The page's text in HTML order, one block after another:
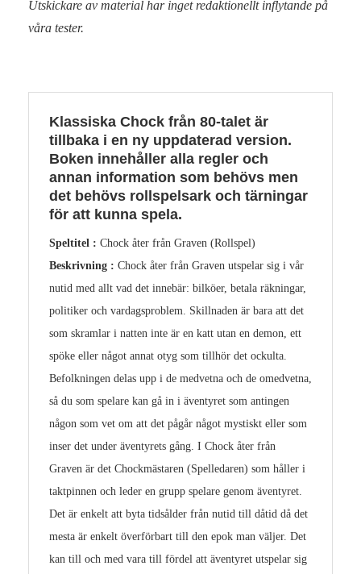
Utskickare av material har inget redaktionellt inflytande på
våra tester.
Klassiska Chock från 80-talet är
tillbaka i en ny uppdaterad version.
Boken innehåller alla regler och
annan information som behövs men
det behövs rollspelsark och tärningar
för att kunna spela.
Speltitel : Chock åter från Graven (Rollspel)
Beskrivning : Chock åter från Graven utspelar sig i vår
nutid med allt vad det innebär: bilköer, betala räkningar,
politiker och vardagsproblem. Skillnaden är bara att det
som skramlar i natten inte är en katt utan en demon, ett
spöke eller något annat otyg som tillhör det ockulta.
Befolkningen delas upp i de medvetna och de omedvetna,
så du som spelare kan gå in i äventyret som antingen
någon som vet om att det pågår något mystiskt eller som
inser det under äventyrets gång. I Chock åter från
Graven är det Chockmästaren (Spelledaren) som håller i
taktpinnen och leder en grupp spelare genom äventyret.
Det är enkelt att byta tidsålder från nutid till dåtid då det
mesta är enkelt överförbart till den epok man väljer. Det
kan till och med vara till fördel att äventyret utspelar sig